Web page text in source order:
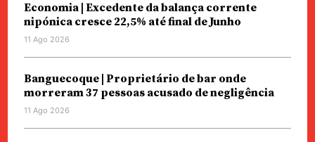
Economia | Excedente da balança corrente
nipónica cresce 22,5% até final de Junho
11 Ago 2026
Banguecoque | Proprietário de bar onde
morreram 37 pessoas acusado de negligência
11 Ago 2026